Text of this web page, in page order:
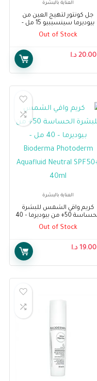
العناية بالبشرة
جل كونتور لتهيج العين من
بيوديرما سينسيبيو 15 مل –
Bioderma Sensibio Eye
Out of Stock
20.00 د.ا
العناية بالبشرة
كريم واقي الشمس للبشرة
الحساسة 50+ من بيوديرما – 40
مل – Bioderma Photoderm
Out of Stock
19.00 د.ا